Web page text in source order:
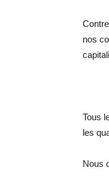
nos
Tous
les
Nous